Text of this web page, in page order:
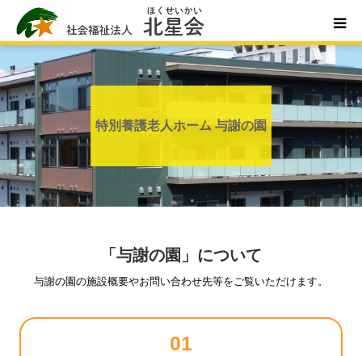
特別養護老人ホーム 与謝の園
「与謝の園」について
与謝の園の施設概要やお問い合わせ先等をご覧いただけます。
01
ホーム
北星会について
事業所案内・ご利用案内
お問い合わせ